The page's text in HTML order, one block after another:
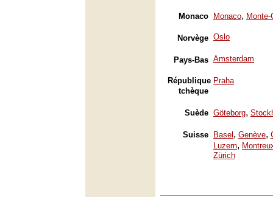
Monaco Monaco, Monte-
Norvège Oslo
Pays-Bas Amsterdam
République
tchèque
Praha
Suède Göteborg,
Suisse Basel , Genève,
Luzern,
Zürich